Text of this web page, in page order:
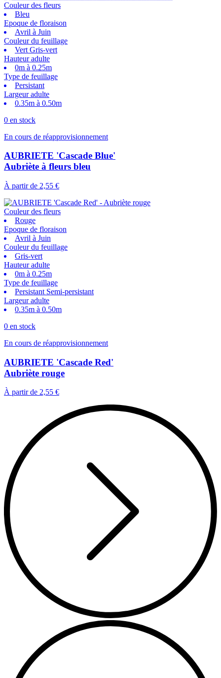
Couleur des fleurs
Bleu
Epoque de floraison
Avril à Juin
Couleur du feuillage
Vert Gris-vert
Hauteur adulte
0m à 0.25m
Type de feuillage
Persistant
Largeur adulte
0.35m à 0.50m
0 en stock
En cours de réapprovisionnement
AUBRIETE 'Cascade Blue'
Aubriète à fleurs bleu
À partir de 2,55 €
Couleur des fleurs
Rouge
Epoque de floraison
Avril à Juin
Couleur du feuillage
Gris-vert
Hauteur adulte
0m à 0.25m
Type de feuillage
Persistant Semi-persistant
Largeur adulte
0.35m à 0.50m
0 en stock
En cours de réapprovisionnement
AUBRIETE 'Cascade Red'
Aubriète rouge
À partir de 2,55 €